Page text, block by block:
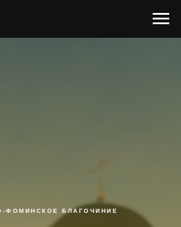
ФОМИНСКОЕ БЛАГОЧИНИЕ